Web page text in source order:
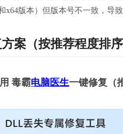
x64版本）但版本号不一致，导
案（按推荐程度排
毒霸电脑医生一键修复（